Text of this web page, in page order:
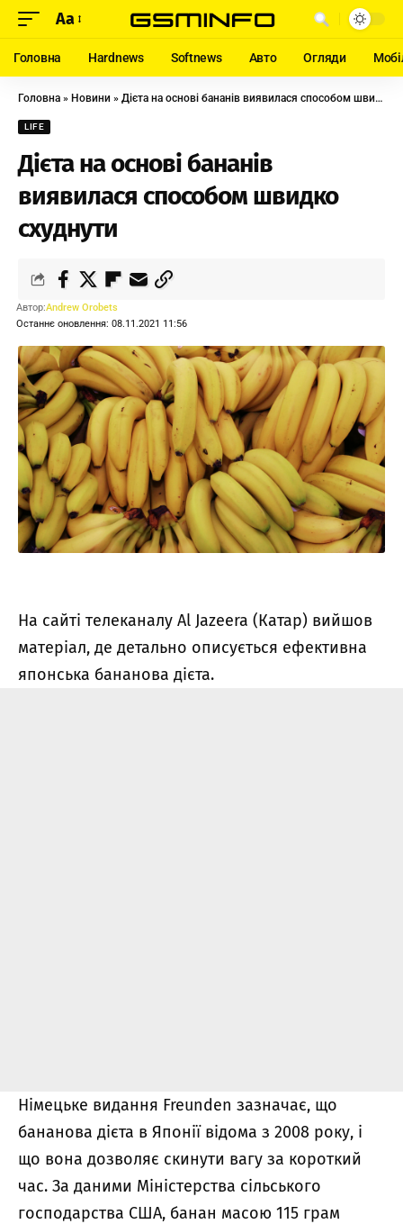
Aa
Головна Hardnews Softnews Авто Огляди
Головна » Новини » Дієта на основі бананів виявилася способом швидко схуднути
LIFE
Дієта на основі бананів
виявилася способом швидко
схуднути
Останнє оновлення: 08.11.2021 11:56
Автор:Andrew Orobets
На сайті телеканалу Al Jazeera (Катар) вийшов
матеріал, де детально описується ефективна
японська бананова дієта.
Німецьке видання Freunden зазначає, що
бананова дієта в Японії відома з 2008 року, і
що вона дозволяє скинути вагу за короткий
час. За даними Міністерства сільського
господарства США, банан масою 115 грам